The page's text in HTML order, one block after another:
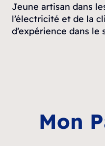
Jeune artisan dans
l’électricité et de la
d’expérience dans
Mon